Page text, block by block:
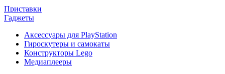
Приставки
Гаджеты
Аксессуары для PlayStation
Гироскутеры и самокаты
Конструкторы Lego
Медиаплееры